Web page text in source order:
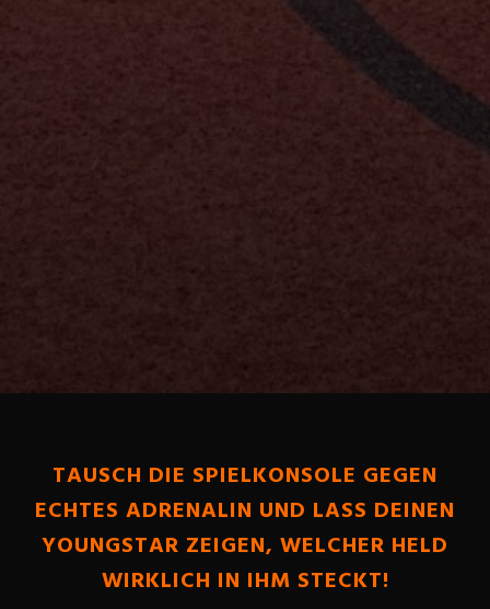
TAUSCH DIE SPIELKONSOLE GEGEN
ECHTES ADRENALIN UND LASS DEINEN
YOUNGSTAR ZEIGEN, WELCHER HELD
WIRKLICH IN IHM STECKT!